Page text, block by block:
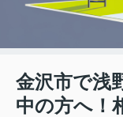
金沢市で浅
中の方へ！